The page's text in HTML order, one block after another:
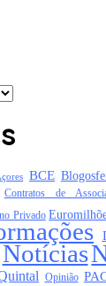
BCE
Contratos de
Privado
Notícias
Opinião